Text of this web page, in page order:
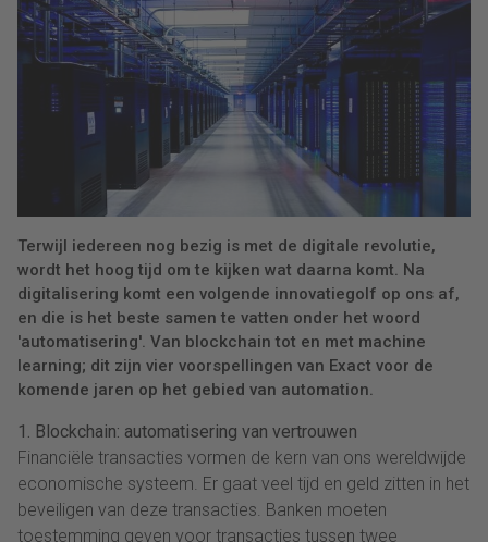
Terwijl iedereen nog bezig is met de digitale revolutie,
wordt het hoog tijd om te kijken wat daarna komt. Na
digitalisering komt een volgende innovatiegolf op ons af,
en die is het beste samen te vatten onder het woord
'automatisering'. Van blockchain tot en met machine
learning; dit zijn vier voorspellingen van Exact voor de
komende jaren op het gebied van automation.
1. Blockchain: automatisering van vertrouwen
Financiële transacties vormen de kern van ons wereldwijde
economische systeem. Er gaat veel tijd en geld zitten in het
beveiligen van deze transacties. Banken moeten
toestemming geven voor transacties tussen twee